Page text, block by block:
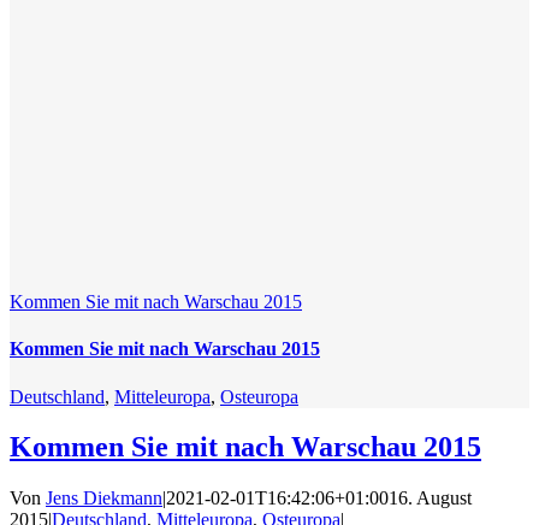
Kommen Sie mit nach Warschau 2015
Kommen Sie mit nach Warschau 2015
Deutschland, Mitteleuropa, Osteuropa
Kommen Sie mit nach Warschau 2015
Von Jens Diekmann|2021-02-01T16:42:06+01:0016. August
2015|Deutschland, Mitteleuropa, Osteuropa|